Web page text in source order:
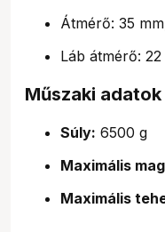
Átmérő: 35
Láb átmérő:
Műszaki adatok
Súly: 6500 g
Maximális
Maximális